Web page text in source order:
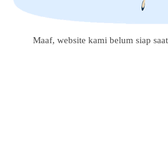
Maaf, website kami belum siap